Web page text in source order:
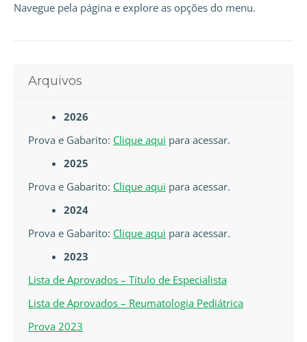
Navegue pela página e explore as opções do menu.
Arquivos
2026
Prova e Gabarito: Clique aqui para acessar.
2025
Prova e Gabarito: Clique aqui para acessar.
2024
Prova e Gabarito: Clique aqui para acessar.
2023
Lista de Aprovados – Título de Especialista
Lista de Aprovados – Reumatologia Pediátrica
Prova 2023